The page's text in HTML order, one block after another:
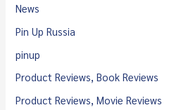
News
Pin Up Russia
pinup
Product Reviews, Book Reviews
Product Reviews, Movie Reviews